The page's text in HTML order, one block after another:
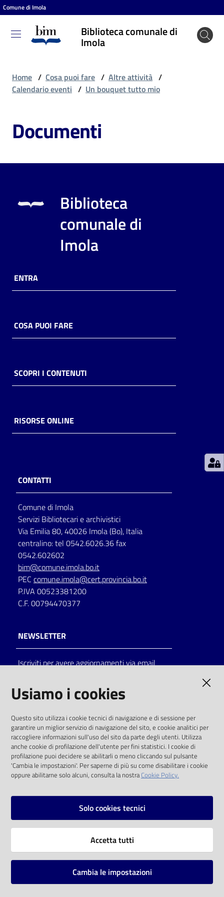
Vai al contenuto
Vai alla navigazione
Vai al footer
Comune di Imola
Biblioteca comunale di
Imola
Biblioteca
comunale
puoi
Risorse
online
Casa
Piani
storico
per
lettura
Seguici
su
Catalogo
on line
Eventi
Chiedi al
bibliotecario
Home / Cosa puoi fare / Altre attività /
Calendario eventi / Un bouquet tutto mio
Documenti
Biblioteca
comunale di
Imola
ENTRA
COSA PUOI FARE
SCOPRI I CONTENUTI
RISORSE ONLINE
CONTATTI
Comune di Imola
Servizi Bibliotecari e archivistici
Via Emilia 80, 40026 Imola (Bo), Italia
centralino: tel 0542.6026.36 fax
0542.602602
bim@comune.imola.bo.it
PEC comune.imola@cert.provincia.bo.it
P.IVA 00523381200
C.F. 00794470377
NEWSLETTER
Iscriviti per avere aggiornamenti via email
solo alle condizioni previste dalla direttiva
comunitaria 2003/98/CE e dal d.lgs. 36/2006
SOCIAL
Instagram
Vai alla pagina
Mappa del sito
Usiamo i cookies
Questo sito utilizza i cookie tecnici di navigazione e di sessione per
garantire un miglior servizio di navigazione del sito, e cookie analitici per
raccogliere informazioni sull'uso del sito da parte degli utenti. Utilizza
anche cookie di profilazione dell'utente per fini statistici. I cookie di
profilazione puoi decidere se abilitarli o meno cliccando sul pulsante
'Cambia le impostazioni'. Per saperne di più su come disabilitare i cookie
oppure abilitarne solo alcuni, consulta la nostraCookie Policy.
Solo cookies tecnici
Accetta tutti
Cambia le impostazioni